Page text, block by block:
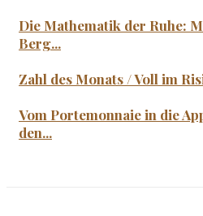
Die Mathematik der Ruhe:
Berg...
Zahl des Monats / Voll im
Vom Portemonnaie in die
den...